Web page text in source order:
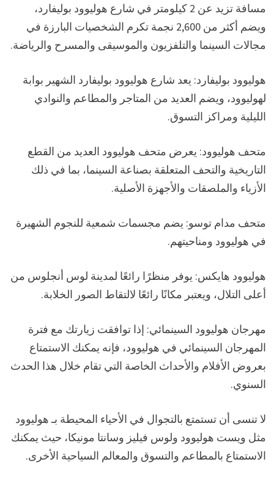
مسافة تزيد عن 2 كيلومتر في شارع هوليوود بوليفارد،
ويضم أكثر من 2,600 نجمة تكرم الشخصيات البارزة في
مجالات السينما والتلفزيون والموسيقى والمسرح والرياضة.
هوليوود بوليفارد: يعد شارع هوليوود بوليفارد الشهير بوابة
لهوليوود، ويضم العديد من المتاجر والمطاعم والنوادي
الليلية ومراكز التسوق.
متحف هوليوود: يعرض متحف هوليوود العديد من القطع
التاريخية والتحف المتعلقة بصناعة السينما، بما في ذلك
الأزياء والملصقات والأجهزة الأصلية.
متحف مدام توسو: يضم مجسمات شمعية للنجوم الشهيرة
في هوليوود ومناحيتهم.
هوليوود هايكس: يوفر منظرًا رائعًا لمدينة لوس أنجلوس من
أعلى التلال، ويعتبر مكانًا رائعًا لالتقاط الصور الخلابة.
مهرجان هوليوود السينمائي: إذا توافقت زيارتك مع فترة
المهرجان السينمائي في هوليوود، فإنه يمكنك الاستمتاع
بعروض الأفلام والأحداث الخاصة التي تقام خلال هذا الحدث
السنوي.
لا تنسى أن تستمتع بالتجوال في الأحياء المحيطة بـ هوليوود
مثل ويست هوليوود ولوس فيليز وسانتا مونيكا، حيث يمكنك
الاستمتاع بالمطاعم والتسوق والمعالم السياحية الأخرى.